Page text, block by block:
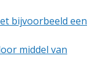
bijvoorbeeld een
middel van